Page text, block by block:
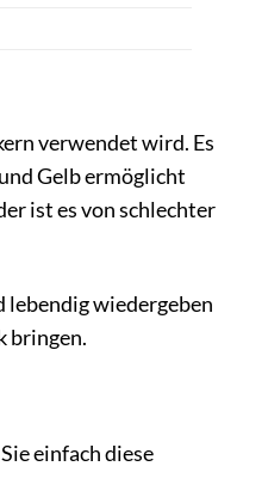
verwendet wird. Es
Gelb ermöglicht
ist es von schlechter
lebendig wiedergeben
bringen.
einfach diese